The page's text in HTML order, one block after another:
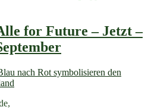
for Future – Jetzt –